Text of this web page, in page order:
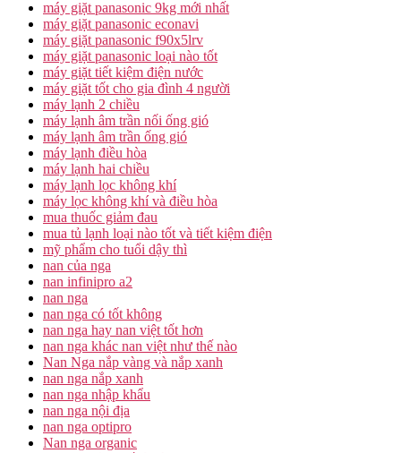
máy giặt panasonic 9kg mới nhất
máy giặt panasonic econavi
máy giặt panasonic f90x5lrv
máy giặt panasonic loại nào tốt
máy giặt tiết kiệm điện nước
máy giặt tốt cho gia đình 4 người
máy lạnh 2 chiều
máy lạnh âm trần nối ống gió
máy lạnh âm trần ống gió
máy lạnh điều hòa
máy lạnh hai chiều
máy lạnh lọc không khí
máy lọc không khí và điều hòa
mua thuốc giảm đau
mua tủ lạnh loại nào tốt và tiết kiệm điện
mỹ phẩm cho tuổi dậy thì
nan của nga
nan infinipro a2
nan nga
nan nga có tốt không
nan nga hay nan việt tốt hơn
nan nga khác nan việt như thế nào
Nan Nga nắp vàng và nắp xanh
nan nga nắp xanh
nan nga nhập khẩu
nan nga nội địa
nan nga optipro
Nan nga organic